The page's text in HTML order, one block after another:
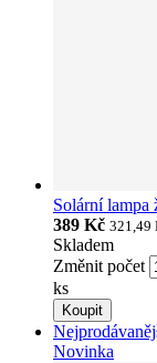
Solární
389 Kč 321,49
Skladem
Změnit počet
ks
Koupit
Novinka